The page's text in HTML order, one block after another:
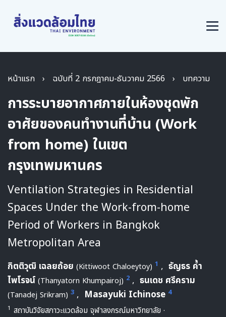
หน้าแรก › ฉบับที่ 2 กรกฎาคม-ธันวาคม 2566 › บทความ
การระบายอากาศภายในห้องชุดพัก
อาศัยของคนทำงานที่บ้าน (Work
from home) ในเขต
กรุงเทพมหานคร
Ventilation Strategies in Residential
Spaces Under the Work-from-home
Period of Workers in Bangkok
Metropolitan Area
กิตติวุฒิ เฉลยถ้อย (Kittiwoot Chaloeytoy) 1 , ธัญธร ค้ำ
ไพโรจน์ (Thanyatorn Khumpairoj) 2 , ธนเดช ศรีคราม
(Tanadej Srikram) 3 , Masayuki Ichinose 4
1 สถาบันวิจัยสภาวะแวดล้อม จุฬาลงกรณ์มหาวิทยาลัย ·